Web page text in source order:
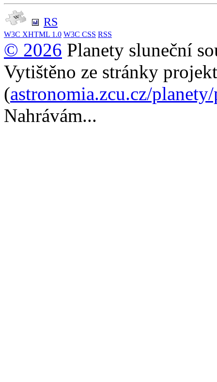
RS
W3C XHTML 1.0 W3C CSS RSS
© 2026 Planety sluneční
Vytištěno ze stránky
(astronomia.zcu.cz/
Nahrávám...